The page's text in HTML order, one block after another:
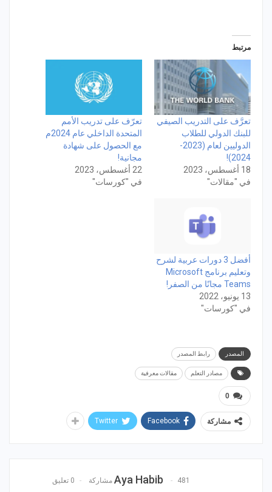
مرتبط
تعرَّف على التدريب الصيفي
للبنك الدولي للطلاب
الدوليين لعام (2023-
2024)!
18 أغسطس، 2023
في "مقالات"
تعرّف على تدريب الأمم
المتحدة الداخلي عام 2024م
مع الحصول على شهادة
مجانية!
22 أغسطس، 2023
في "كورسات"
أفضل 3 دورات عربية لشرح
وتعليم برنامج Microsoft
Teams مجانًا من الصفر!
13 يونيو، 2022
في "كورسات"
المصدر رابط المصدر
مصادر التعلم مقالات معرفية
0
مشاركة Facebook
Twitter
Aya Habib 481 مشاركة 0 تعليق